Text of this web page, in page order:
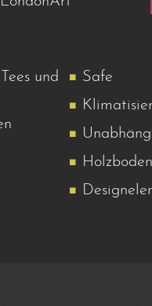
und
Safe
Holzboden